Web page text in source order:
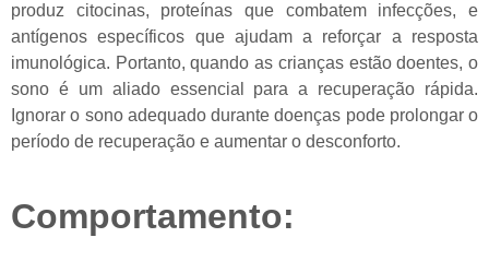
produz citocinas, proteínas que combatem infecções, e
antígenos específicos que ajudam a reforçar a resposta
imunológica. Portanto, quando as crianças estão doentes, o
sono é um aliado essencial para a recuperação rápida.
Ignorar o sono adequado durante doenças pode prolongar o
período de recuperação e aumentar o desconforto.
Comportamento: